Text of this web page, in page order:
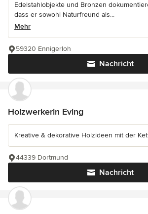
Edelstahlobjekte und Bronzen
dass er sowohl Naturfreund als...
Mehr
Nachricht
59320 Ennigerloh
Holzwerkerin Eving
Kreative & dekorative Holzideen mit der
Nachricht
44339 Dortmund